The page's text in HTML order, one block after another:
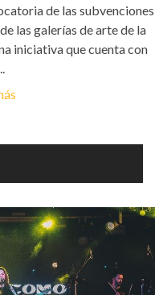
de las subvenciones
las galerías de arte de la
iniciativa que cuenta con